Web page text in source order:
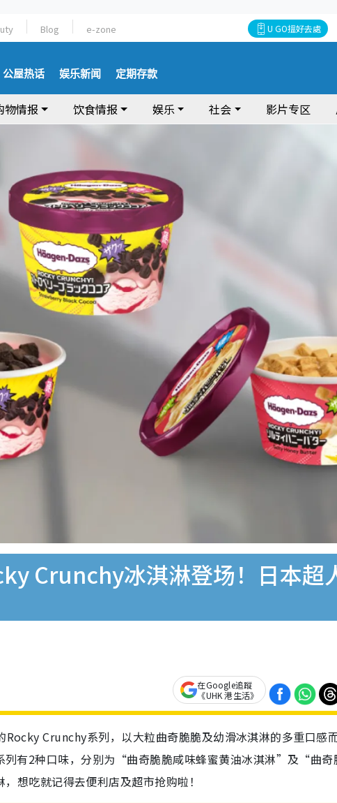
Blog e-zone U GO搵好去處
公屋热话 娱乐新闻 定期存款
物情报 饮食情报 娱乐 社会 影片专区
Crunchy冰淇淋登场！日本超
在Google追蹤
《UHK 港生活》
Rocky Crunchy系列，以大粒曲奇脆脆及幼滑冰淇淋的多重口感
列有2种口味，分别为“曲奇脆脆咸味蜂蜜黄油冰淇淋”及“曲奇
想吃就记得去便利店及超市抢购啦！